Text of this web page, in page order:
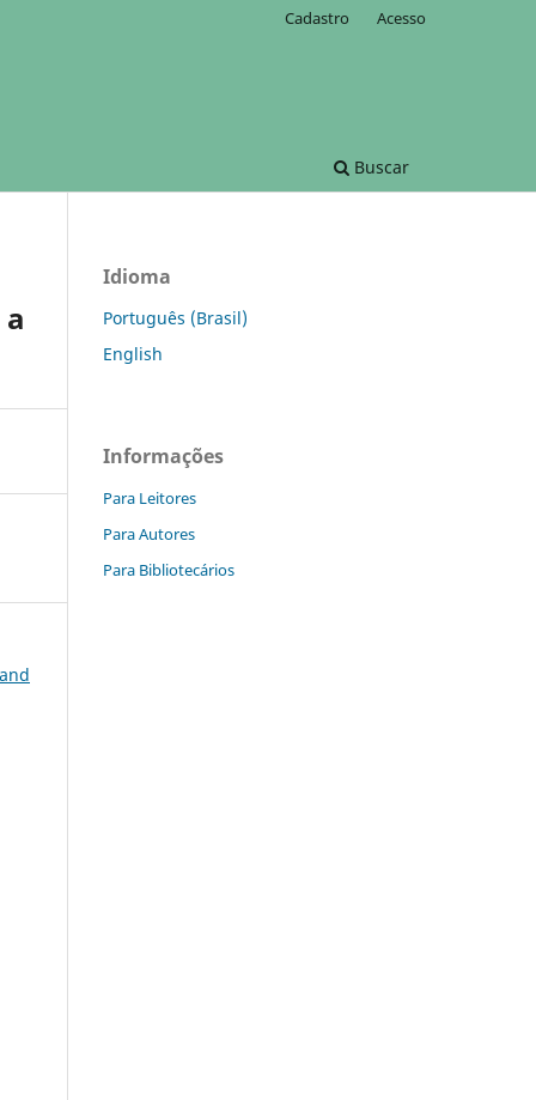
Buscar
Cadastro Acesso
Idioma
Português (Brasil)
English
Informações
Para Leitores
Para Autores
Para Bibliotecários